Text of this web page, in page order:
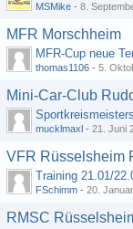
MSMike - 8.
MFR Morschheim
MFR-Cup neue
thomas1106 - 5.
Mini-Car-Club
mucklmaxl - 21. Juni
VFR Rüsselsheim
Training 21.01/
FSchimm - 20.
RMSC